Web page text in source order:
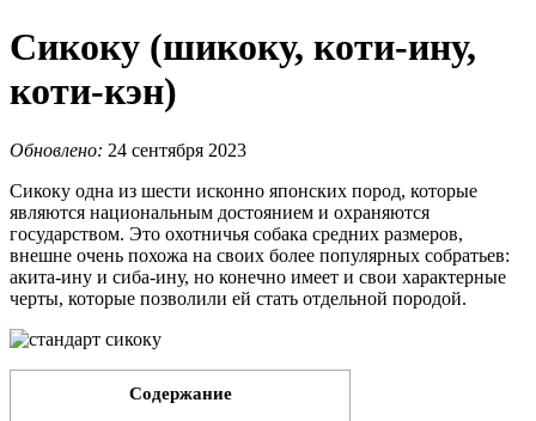
Сикоку (шикоку, коти-ину,
коти-кэн)
Обновлено: 24 сентября 2023
Сикоку одна из шести исконно японских пород, которые
являются национальным достоянием и охраняются
государством. Это охотничья собака средних размеров,
внешне очень похожа на своих более популярных собратьев:
акита-ину и сиба-ину, но конечно имеет и свои характерные
черты, которые позволили ей стать отдельной породой.
Содержание